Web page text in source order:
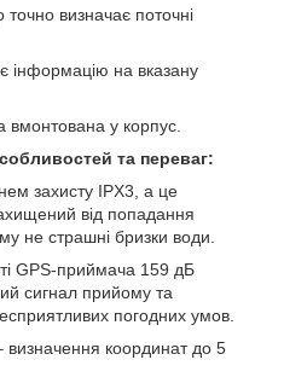
визначає поточні
інформацію на вказану
вмонтована у корпус.
та переваг:
захисту IPX3, а це
від попадання
не страшні бризки води.
GPS-приймача 159 дБ
сигнал прийому та
погодних умов.
визначення координат до 5